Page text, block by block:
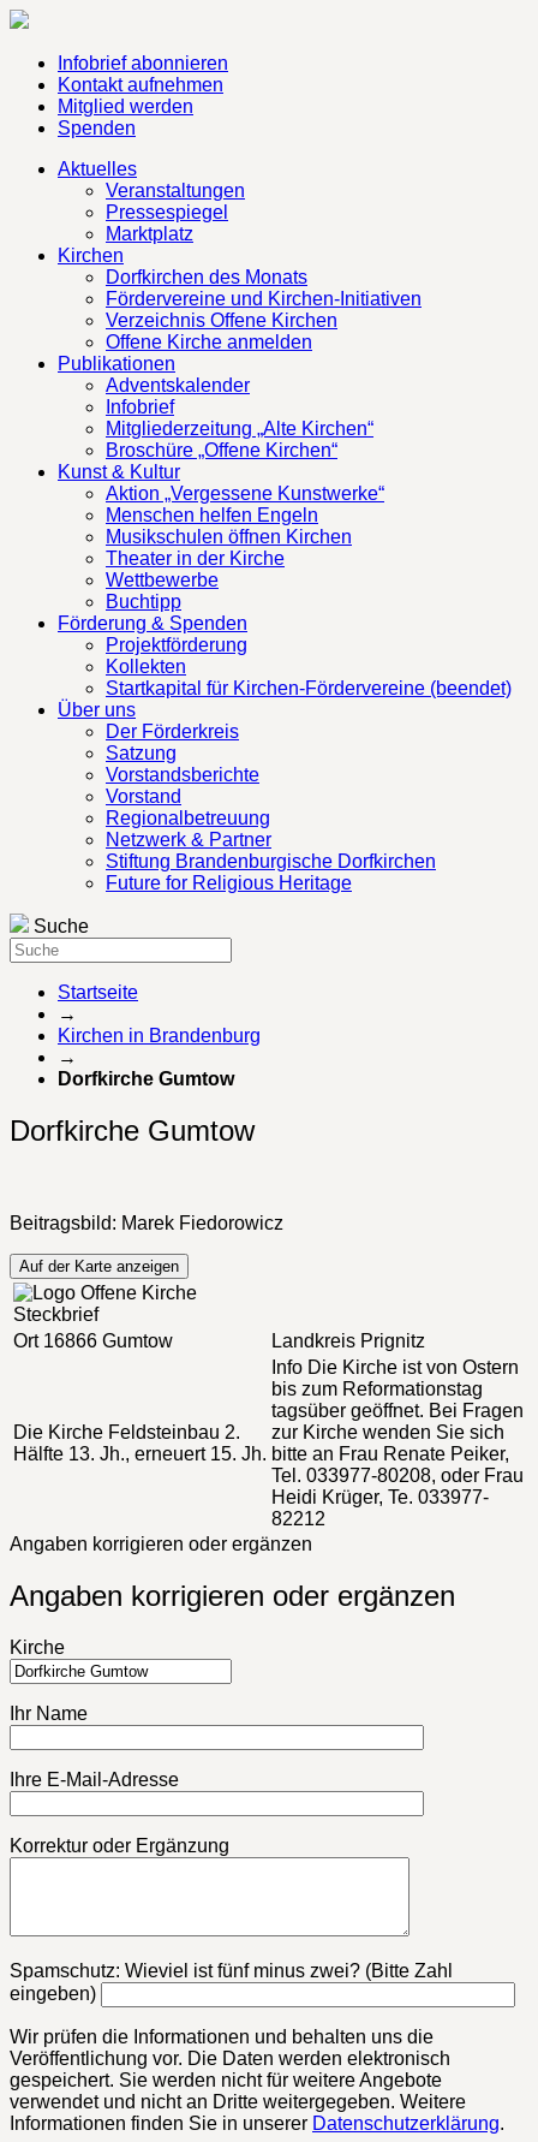
Infobrief abonnieren
Kontakt aufnehmen
Mitglied werden
Spenden
Aktuelles
Veranstaltungen
Pressespiegel
Marktplatz
Kirchen
Dorfkirchen des Monats
Fördervereine und Kirchen-Initiativen
Verzeichnis Offene Kirchen
Offene Kirche anmelden
Publikationen
Adventskalender
Infobrief
Mitgliederzeitung „Alte Kirchen“
Broschüre „Offene Kirchen“
Kunst & Kultur
Aktion „Vergessene Kunstwerke“
Menschen helfen Engeln
Musikschulen öffnen Kirchen
Theater in der Kirche
Wettbewerbe
Buchtipp
Förderung & Spenden
Projektförderung
Kollekten
Startkapital für Kirchen-Fördervereine (beendet)
Über uns
Der Förderkreis
Satzung
Vorstandsberichte
Vorstand
Regionalbetreuung
Netzwerk & Partner
Stiftung Brandenburgische Dorfkirchen
Future for Religious Heritage
Suche
Startseite
→
Kirchen in Brandenburg
→
Dorfkirche Gumtow
Dorfkirche Gumtow
Beitragsbild: Marek Fiedorowicz
Auf der Karte anzeigen
Steckbrief
Ort16866 Gumtow Landkreis Prignitz
Die Kirche Feldsteinbau 2.
Hälfte 13. Jh., erneuert 15. Jh.
Info Die Kirche ist von Ostern
bis zum Reformationstag
tagsüber geöffnet. Bei Fragen
zur Kirche wenden Sie sich
bitte an Frau Renate Peiker,
Tel. 033977-80208, oder Frau
Heidi Krüger, Te. 033977-
82212
Angaben korrigieren oder ergänzen
Angaben korrigieren oder ergänzen
Kirche
Ihr Name
Ihre E-Mail-Adresse
Korrektur oder Ergänzung
Bitte lasse dieses Feld leer.
Spamschutz: Wieviel ist fünf minus zwei? (Bitte Zahl
eingeben)
Wir prüfen die Informationen und behalten uns die
Veröffentlichung vor. Die Daten werden elektronisch
gespeichert. Sie werden nicht für weitere Angebote
verwendet und nicht an Dritte weitergegeben. Weitere
Informationen finden Sie in unserer Datenschutzerklärung.